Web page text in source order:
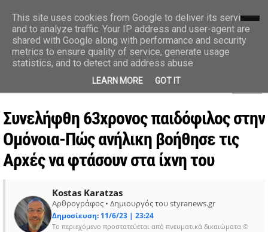
styranews.gr
Ειδήσεις-Γεγονότα-Επικαιρότητα
Συνελήφθη 63χρονος παιδόφιλος στην
Ομόνοια-Πώς ανήλικη βοήθησε τις
Αρχές να φτάσουν στα ίχνη του
Kostas Karatzas
Αρθρογράφος • Δημιουργός του styranews.gr
Δημοσίευση: 11/6/23 | 23:24
Το περιεχόμενο προστατεύεται από πνευματικά δικαιώματα ©
This site uses cookies from Google to deliver its services
and to analyze traffic. Your IP address and user-agent are
shared with Google along with performance and security
metrics to ensure quality of service, generate usage
statistics, and to detect and address abuse.
LEARN MORE GOT IT